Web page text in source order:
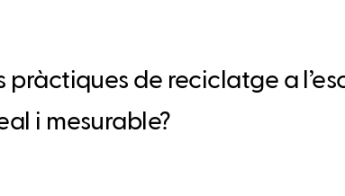
pràctiques de reciclatge a
i mesurable?